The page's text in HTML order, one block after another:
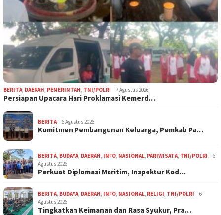
BERITA DAERAH PEMERINTAH TNI/POLRI 7 Agustus 2026
Persiapan Upacara Hari Proklamasi Kemerd…
BERITA 6 Agustus 2026
Komitmen Pembangunan Keluarga, Pemkab Pa…
BERITA BUDAYA DAERAH INFO NASIONAL PARIWISATA TNI/POLRI
6
Agustus 2026
Perkuat Diplomasi Maritim, Inspektur Kod…
BERITA BUDAYA DAERAH INFO NASIONAL RELIGI TNI/POLRI
6
Agustus 2026
Tingkatkan Keimanan dan Rasa Syukur, Pra…